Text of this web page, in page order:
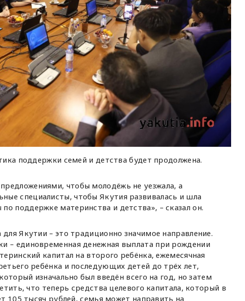
поддержки семей и детства будет продолжена.
чтобы молодёжь не уезжала, а
специалисты, чтобы Якутия развивалась и шла
поддержке материнства и детства», – сказал он.
Якутии – это традиционно значимое направление.
– единовременная денежная выплата при рождении
капитал на второго ребёнка, ежемесячная
ребёнка и последующих детей до трёх лет,
изначально был введён всего на год, но затем
что теперь средства целевого капитала, который в
105 тысяч рублей, семья может направить на